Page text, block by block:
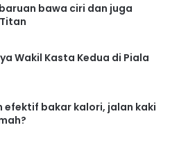
bawa ciri dan juga
Wakil Kasta Kedua di Piala
efektif bakar kalori, jalan kaki